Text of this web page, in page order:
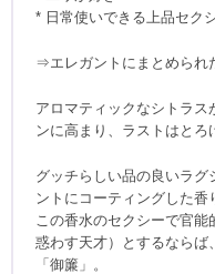
* 日常使いできる上品セク
⇒エレガントにまとめられ
アロマティックなシトラス
ンに高まり、ラストはとろ
グッチらしい品の良いラ
ントにコーティングした香
この香水のセクシーで官
惑わす天才）とするならば
「御簾」。